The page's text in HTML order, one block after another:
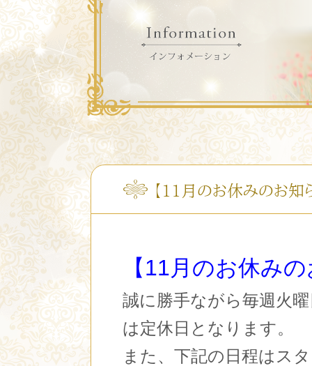
【11月のお休みのお知
【11月のお休み
誠に勝手ながら毎週火
は定休日となります。
また、下記の日程はス